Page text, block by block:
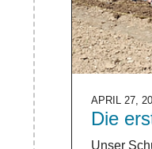
APRIL 27,
Die
Unser